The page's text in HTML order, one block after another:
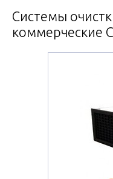
Системы
коммерческие